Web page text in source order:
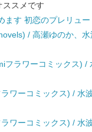
ススメです
ます 初恋のプレリュ
/ 高瀬ゆのか、
フラワーコミックス) /
ワーコミックス) / 水
ワーコミックス) / 水